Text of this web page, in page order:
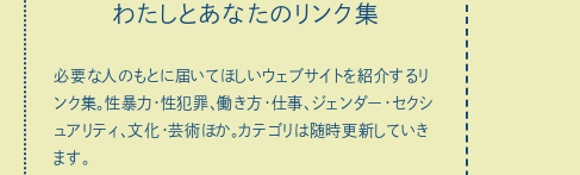
わたしとあなたのリンク集
必要な人のもとに届いてほしいウェブサイトを紹介するリ
ンク集。性暴力・性犯罪、働き方・仕事、ジェンダー・セクシ
ュアリティ、文化・芸術ほか。カテゴリは随時更新していき
ます。